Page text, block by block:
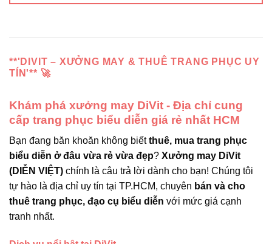
**'DIVIT – XƯỞNG MAY & THUÊ TRANG PHỤC UY
TÍN'** 🚀
Khám phá xưởng may DiVit - Địa chỉ cung
cấp trang phục biểu diễn giá rẻ nhất HCM
Bạn đang băn khoăn không biếtthuê, mua trang phục
biểu diễn ở đâu vừa rẻ vừa đẹp? Xưởng may DiVit
(DIỄN VIỆT) chính là câu trả lời dành cho bạn! Chúng tôi
tự hào là địa chỉ uy tín tại TP.HCM, chuyên bán và cho
thuê trang phục, đạo cụ biểu diễn với mức giá cạnh
tranh nhất.